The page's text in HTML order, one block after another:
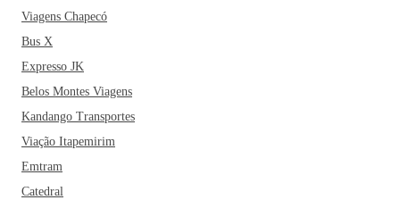
Viagens Chapecó
Bus X
Expresso JK
Belos Montes Viagens
Kandango Transportes
Viação Itapemirim
Emtram
Catedral